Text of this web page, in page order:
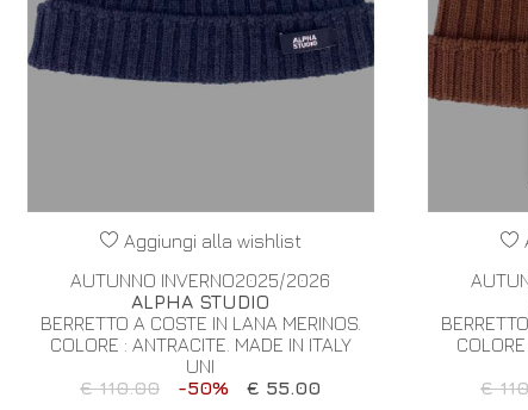
Aggiungi alla wishlist
AUTUNNO INVERNO2025/2026
ALPHA STUDIO
BERRETTO A COSTE IN LANA MERINOS.
COLORE : ANTRACITE. MADE IN ITALY
UNI
€ 110.00
-50% € 55.00
€